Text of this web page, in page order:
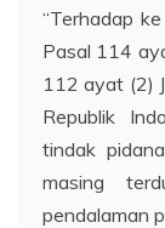
“Terhadap
Pasal 114
112 ayat (2)
Republik
tindak
masing
pendalaman